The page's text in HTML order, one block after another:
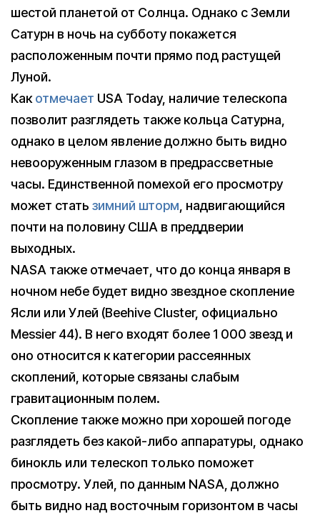
шестой планетой от Солнца. Однако с Земли
Сатурн в ночь на субботу покажется
расположенным почти прямо под растущей
Луной.
Какотмечает USA Today, наличие телескопа
позволит разглядеть также кольца Сатурна,
однако в целом явление должно быть видно
невооруженным глазом в предрассветные
часы. Единственной помехой его просмотру
может стать зимний шторм, надвигающийся
почти на половину США в преддверии
выходных.
NASA также отмечает, что до конца января в
ночном небе будет видно звездное скопление
Ясли или Улей (Beehive Cluster, официально
Messier 44). В него входят более 1 000 звезд и
оно относится к категории рассеянных
скоплений, которые связаны слабым
гравитационным полем.
Скопление также можно при хорошей погоде
разглядеть без какой-либо аппаратуры, однако
бинокль или телескоп только поможет
просмотру. Улей, по данным NASA, должно
быть видно над восточным горизонтом в часы